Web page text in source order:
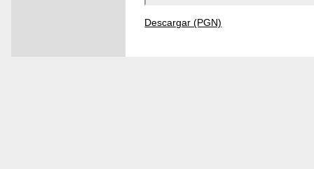
Descargar (PGN)